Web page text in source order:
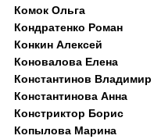
Комок Ольга
Кондратенко Роман
Конкин Алексей
Коновалова Елена
Константинов Владимир
Константинова Анна
Констриктор Борис
Копылова Марина